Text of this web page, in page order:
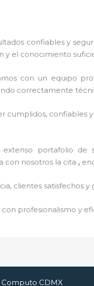
confiables y
y el conocimiento
con un equipo
correctamente
cumplidos, confiables
portafolio de
con nosotros la cita ,
clientes satisfechos
profesionalismo y
CDMX